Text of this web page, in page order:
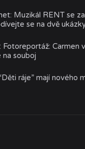
: Muzikál RENT se
se na dvě
: Fotoreportáž: Carmen
souboj
ráje” mají nového